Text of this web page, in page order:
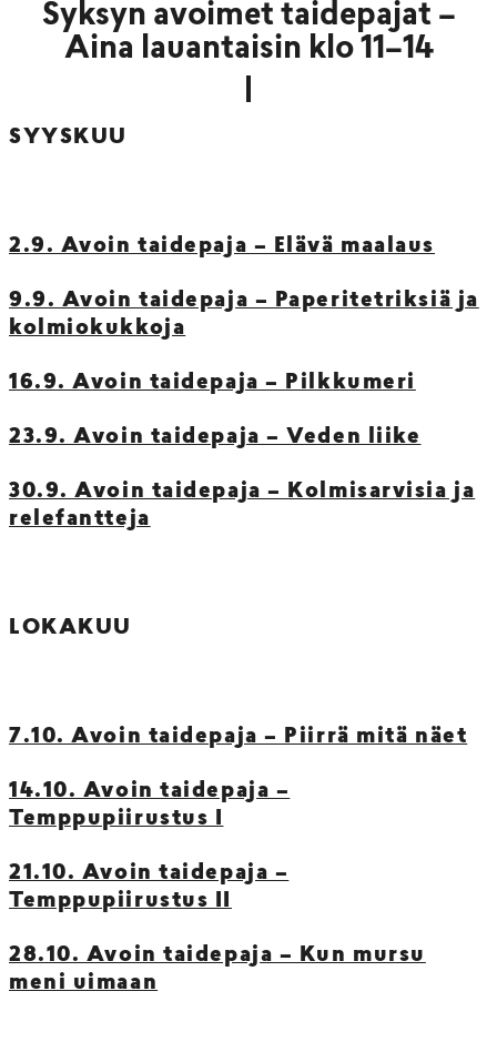
Syksyn avoimet taidepajat –
Aina lauantaisin klo 11–14
SYYSKUU
2.9. Avoin taidepaja – Elävä maalaus
9.9. Avoin taidepaja – Paperitetriksiä ja
kolmiokukkoja
16.9. Avoin taidepaja – Pilkkumeri
23.9. Avoin taidepaja – Veden liike
30.9. Avoin taidepaja – Kolmisarvisia ja
relefantteja
LOKAKUU
7.10. Avoin taidepaja – Piirrä mitä näet
14.10. Avoin taidepaja –
Temppupiirustus I
21.10. Avoin taidepaja –
Temppupiirustus II
28.10. Avoin taidepaja – Kun mursu
meni uimaan